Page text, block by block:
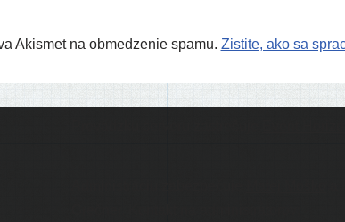
Akismet na obmedzenie spamu. Zistite, ako sa